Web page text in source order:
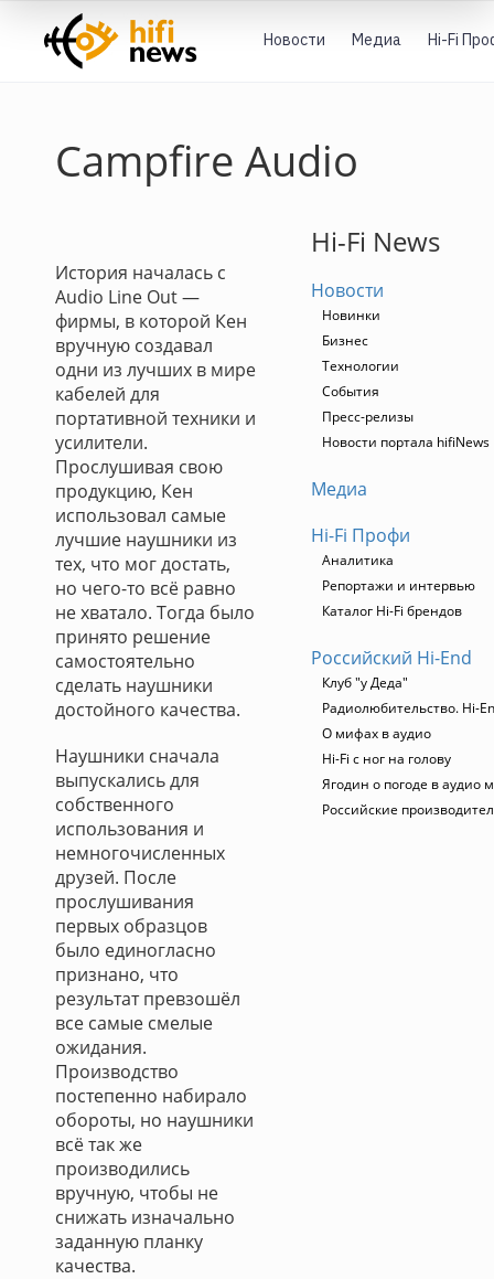
Новости Медиа Hi-Fi
Campfire Audio
История началась с
Audio Line Out —
фирмы, в которой Кен
вручную создавал
одни из лучших в мире
кабелей для
портативной техники и
усилители.
Прослушивая свою
продукцию, Кен
использовал самые
лучшие наушники из
тех, что мог достать,
но чего-то всё равно
не хватало. Тогда было
принято решение
самостоятельно
сделать наушники
достойного качества.
Наушники сначала
выпускались для
собственного
использования и
немногочисленных
друзей. После
прослушивания
первых образцов
было единогласно
признано, что
результат превзошёл
все самые смелые
ожидания.
Производство
постепенно набирало
обороты, но наушники
всё так же
производились
вручную, чтобы не
снижать изначально
заданную планку
качества.
Hi-Fi News
Новости
Новинки
Бизнес
Технологии
События
Пресс-релизы
Новости портала hifiNews
Медиа
Hi-Fi Профи
Аналитика
Репортажи и интервью
Каталог Hi-Fi брендов
Российский Hi-End
Клуб "у Деда"
Радиолюбительство. Hi-
О мифах в аудио
Hi-Fi с ног на голову
Ягодин о погоде в аудио
Российские